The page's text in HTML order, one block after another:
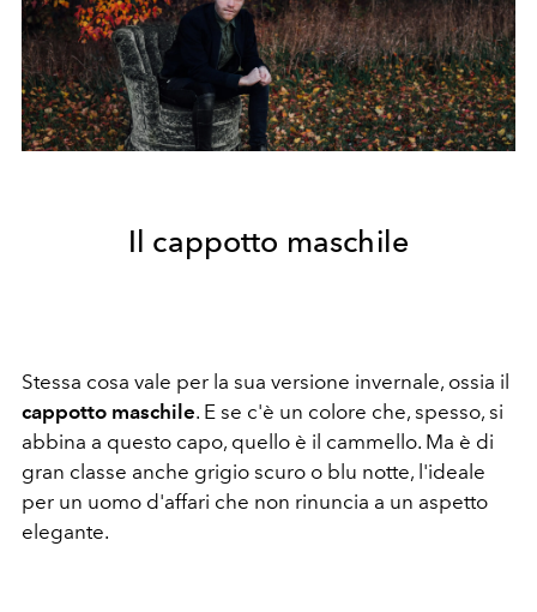
Il cappotto maschile
Stessa cosa vale per la sua versione invernale, ossia il
cappotto maschile. E se c'è un colore che, spesso, si
abbina a questo capo, quello è il cammello. Ma è di
gran classe anche grigio scuro o blu notte, l'ideale
per un uomo d'affari che non rinuncia a un aspetto
elegante.